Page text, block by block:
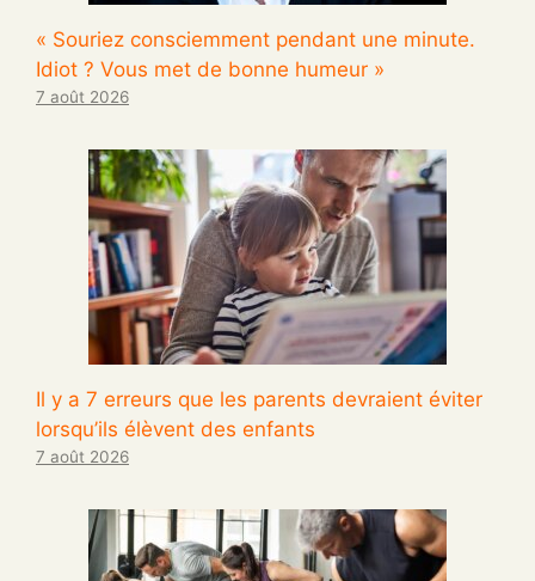
« Souriez consciemment pendant une minute.
Idiot ? Vous met de bonne humeur »
7 août 2026
Il y a 7 erreurs que les parents devraient éviter
lorsqu’ils élèvent des enfants
7 août 2026